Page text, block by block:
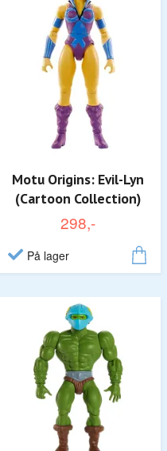
Motu Origins: Evil-Lyn
(Cartoon Collection)
298,-
På lager